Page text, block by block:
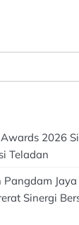
2026
Teladan
Sinergi